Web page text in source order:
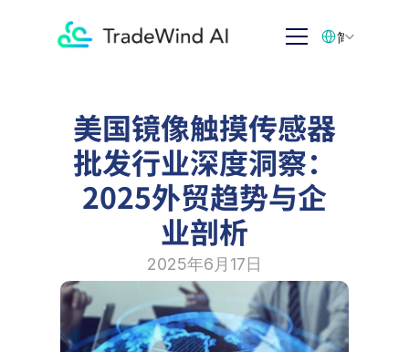
美国镜像触摸传感器
批发行业深度洞察：
2025外贸趋势与企
业剖析
2025年6月17日
简体中文